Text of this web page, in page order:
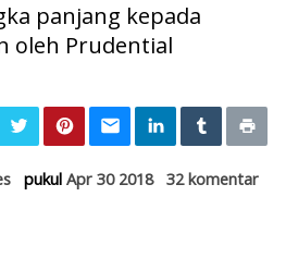
panjang kepada
oleh Prudential
Jangka
pukul Apr 30 2018 32 komentar